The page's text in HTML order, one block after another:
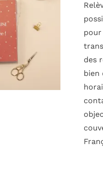
pour
des
bien